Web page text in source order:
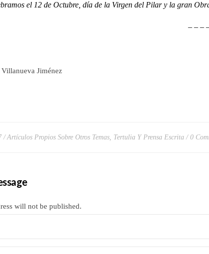
el 12 de Octubre, día de la Virgen del Pilar y la gran
– – –
Villanueva Jiménez
Artículos Propios Sobre Otros Temas Tertulia Y Prensa Escrita 0
will not be published.